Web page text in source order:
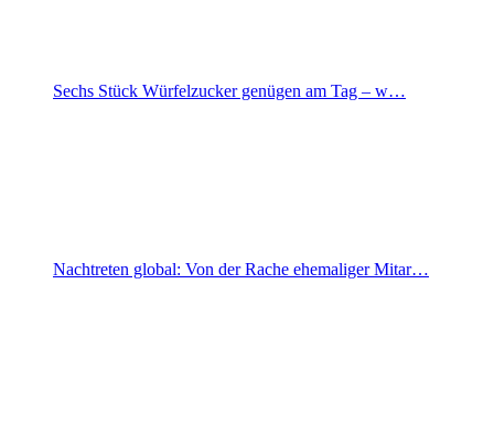
Sechs Stück Würfelzucker genügen am Tag – w…
Nachtreten global: Von der Rache ehemaliger Mitar…